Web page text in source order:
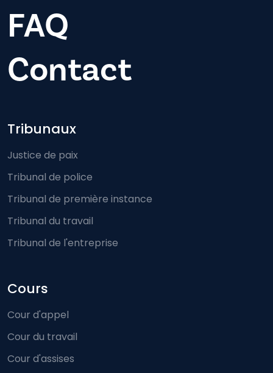
FAQ
Contact
Footer-menu
Tribunaux
Justice de paix
Tribunal de police
Tribunal de première instance
Tribunal du travail
Tribunal de l'entreprise
Cours
Cour d'appel
Cour du travail
Cour d'assises